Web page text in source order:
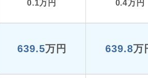
0.1万円 0.4万円
639.5万円 639.8万